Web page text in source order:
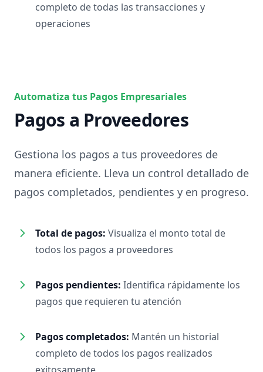
completo de todas las transacciones y
operaciones
Automatiza tus Pagos Empresariales
Pagos a Proveedores
Gestiona los pagos a tus proveedores de
manera eficiente. Lleva un control detallado de
pagos completados, pendientes y en progreso.
Total de pagos: Visualiza el monto total de
todos los pagos a proveedores
Pagos pendientes: Identifica rápidamente los
pagos que requieren tu atención
Pagos completados: Mantén un historial
completo de todos los pagos realizados